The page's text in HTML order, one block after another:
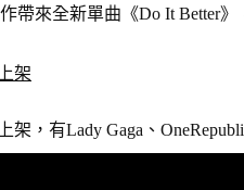
帶來全新單曲《Do It Better》
架
，有Lady Gaga、